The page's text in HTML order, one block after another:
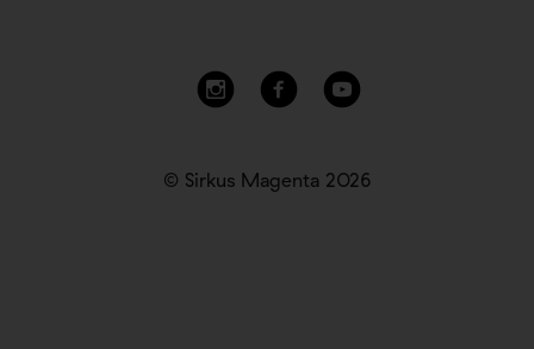
© Sirkus Magenta 2026